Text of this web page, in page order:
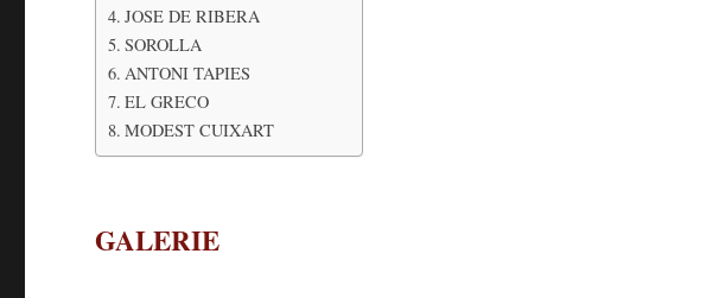
JOSE DE RIBERA
SOROLLA
ANTONI TAPIES
EL GRECO
MODEST CUIXART
GALERIE